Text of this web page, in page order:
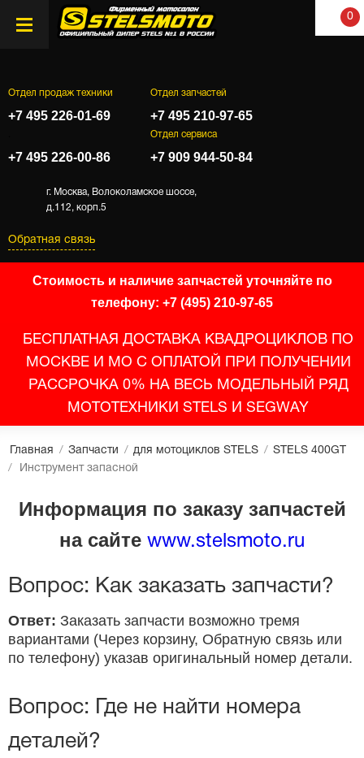
0
Отдел продаж техники
+7 495 226-01-69
Отдел запчастей
+7 495 210-97-65
+7 495 226-00-86
Отдел сервиса
+7 909 944-50-84
г. Москва, Волоколамское шоссе,
д.112, корп.5
Обратная связь
Стоимость и наличие запчастей уточняйте по
телефону: +7 (495) 210-97-65
БЕСПЛАТНАЯ ДОСТАВКА КВАДРОЦИКЛОВ ПО
МОСКВЕ И МО С ОПЛАТОЙ ПРИ ПОЛУЧЕНИИ
РАССРОЧКА 0% НА ВЕСЬ МОДЕЛЬНЫЙ РЯД
МОТОТЕХНИКИ STELS И SEGWAY
Главная / Запчасти / для мотоциклов STELS / STELS 400GT
/
Инструмент запасной
Информация по заказу запчастей
на сайте www.stelsmoto.ru
Вопрос: Как заказать запчасти?
Ответ: Заказать запчасти возможно тремя
вариантами (Через корзину, Обратную связь или
по телефону) указав оригинальный номер детали.
Вопрос: Где не найти номера
деталей?